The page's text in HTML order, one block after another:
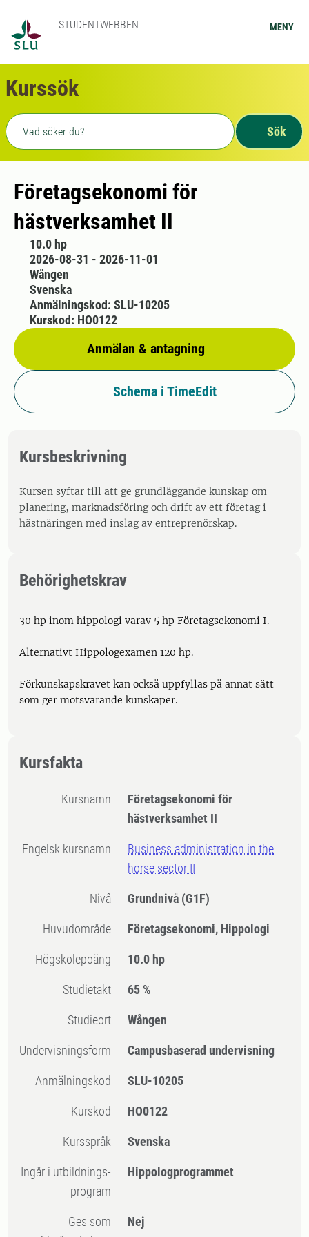
STUDENTWEBBEN MENY
Kurssök
Fritext sökning
Sök
Företagsekonomi för
hästverksamhet II
10.0 hp
2026-08-31 - 2026-11-01
Wången
Svenska
Anmälan & antagning
Anmälningskod: SLU-10205
Kurskod: HO0122
Schema i TimeEdit
Kursbeskrivning
Kursen syftar till att ge grundläggande kunskap om
planering, marknadsföring och drift av ett företag i
hästnäringen med inslag av entreprenörskap.
Behörighetskrav
30 hp inom hippologi varav 5 hp Företagsekonomi I.
Alternativt Hippologexamen 120 hp.
Förkunskapskravet kan också uppfyllas på annat sätt
som ger motsvarande kunskaper.
Kursfakta
Kursnamn
Företagsekonomi för
hästverksamhet II
Engelsk kursnamn
Business administration in the
horse sector II
Nivå Grundnivå (G1F)
Huvudområde Företagsekonomi, Hippologi
högskolepoäng 10.0 hp
Studietakt 65 %
Studieort Wången
Undervisningsform Campusbaserad undervisning
Anmälningskod SLU-10205
Kurskod HO0122
Kursspråk Svenska
Ingår i utbildnings-
program
Hippologprogrammet
Ges som
Nej